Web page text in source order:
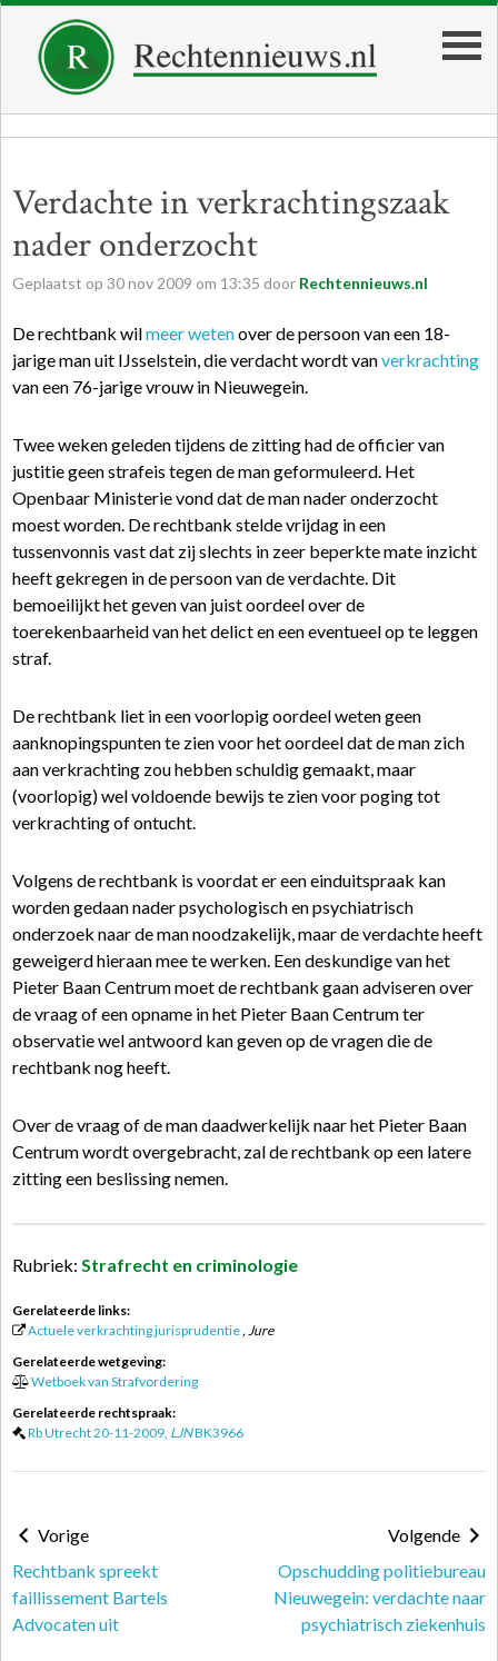
Verdachte in verkrachtingszaak
nader onderzocht
Geplaatst op 30nov 2009 om 13:35 door Rechtennieuws.nl
De rechtbank wilmeer wetenover de persoon van een 18-
jarige man uit IJsselstein, die verdacht wordt vanverkrachting
van een 76-jarige vrouw in Nieuwegein.
Twee weken geleden tijdens de zitting had de officier van
justitie geen strafeis tegen de man geformuleerd. Het
Openbaar Ministerie vond dat de man nader onderzocht
moest worden. De rechtbank stelde vrijdag in een
tussenvonnis vast dat zij slechts in zeer beperkte mate inzicht
heeft gekregen in de persoon van de verdachte. Dit
bemoeilijkt het geven van juist oordeel over de
toerekenbaarheid van het delict en een eventueel op te leggen
straf.
De rechtbank liet in een voorlopig oordeel weten geen
aanknopingspunten te zien voor het oordeel dat de man zich
aan verkrachting zou hebben schuldig gemaakt, maar
(voorlopig) wel voldoende bewijs te zien voor poging tot
verkrachting of ontucht.
Volgens de rechtbank is voordat er een einduitspraak kan
worden gedaan nader psychologisch en psychiatrisch
onderzoek naar de man noodzakelijk, maar de verdachte heeft
geweigerd hieraan mee te werken. Een deskundige van het
Pieter Baan Centrum moet de rechtbank gaan adviseren over
de vraag of een opname in het Pieter Baan Centrum ter
observatie wel antwoord kan geven op de vragen die de
rechtbank nog heeft.
Over de vraag of de man daadwerkelijk naar het Pieter Baan
Centrum wordt overgebracht, zal de rechtbank op een latere
zitting een beslissing nemen.
Rubriek: Strafrecht en criminologie
Gerelateerde links:
Actuele verkrachting jurisprudentie, Jure
Gerelateerde wetgeving:
Wetboek van Strafvordering
Gerelateerde rechtspraak:
Rb Utrecht 20-11-2009, LJNBK3966
Vorige
Rechtbank spreekt
faillissement Bartels
Advocaten uit
Volgende
Opschudding politiebureau
Nieuwegein: verdachte naar
psychiatrisch ziekenhuis